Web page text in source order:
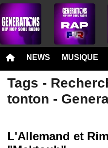
NEWS MUSIQUE
Tags -
tonton -
L'Allemand et